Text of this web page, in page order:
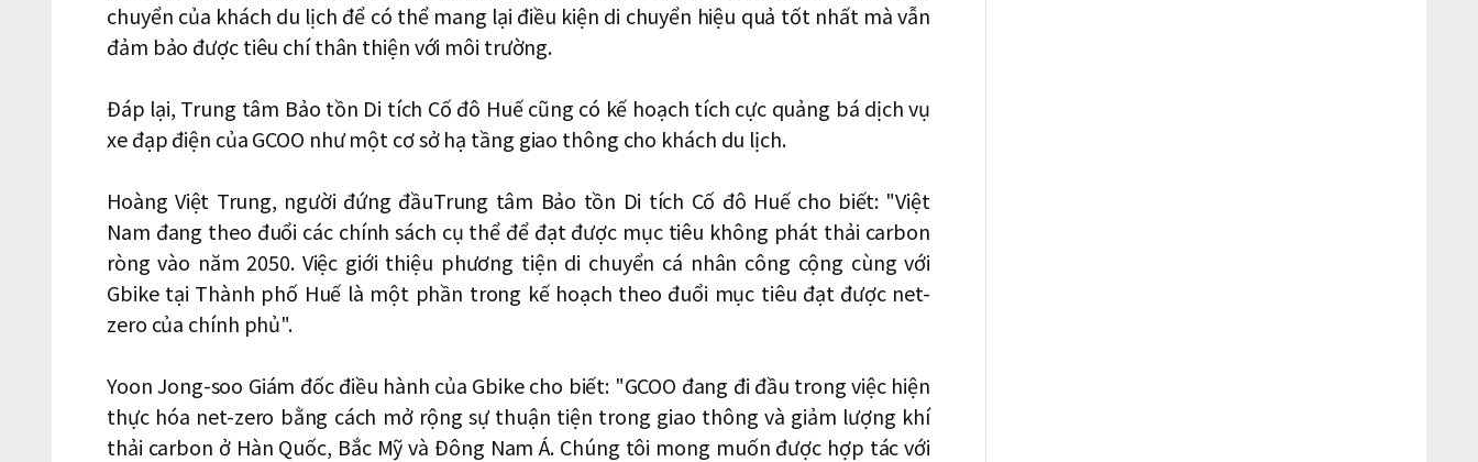
chuyển của khách du lịch để có thể mang lại điều kiện di chuyển hiệu quả tốt nhất mà vẫn
đảm bảo được tiêu chí thân thiện với môi trường.
Đáp lại, Trung tâm Bảo tồn Di tích Cố đô Huế cũng có kế hoạch tích cực quảng bá dịch vụ
xe đạp điện của GCOO như một cơ sở hạ tầng giao thông cho khách du lịch.
Hoàng Việt Trung, người đứng đầuTrung tâm Bảo tồn Di tích Cố đô Huế cho biết: "Việt
Nam đang theo đuổi các chính sách cụ thể để đạt được mục tiêu không phát thải carbon
ròng vào năm 2050. Việc giới thiệu phương tiện di chuyển cá nhân công cộng cùng với
Gbike tại Thành phố Huế là một phần trong kế hoạch theo đuổi mục tiêu đạt được net-
zero của chính phủ".
Yoon Jong-soo Giám đốc điều hành của Gbike cho biết: "GCOO đang đi đầu trong việc hiện
thực hóa net-zero bằng cách mở rộng sự thuận tiện trong giao thông và giảm lượng khí
thải carbon ở Hàn Quốc, Bắc Mỹ và Đông Nam Á. Chúng tôi mong muốn được hợp tác với